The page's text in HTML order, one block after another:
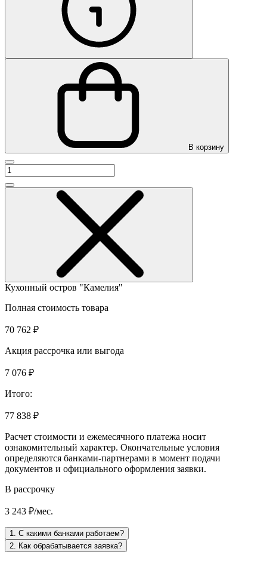
В корзину
Кухонный остров "Камелия"
Полная стоимость товара
70 762 ₽
Акция рассрочка или выгода
7 076 ₽
Итого:
77 838 ₽
Расчет стоимости и ежемесячного платежа носит
ознакомительный характер. Окончательные условия
определяются банками-партнерами в момент подачи
документов и официального оформления заявки.
В рассрочку
3 243 ₽/мес.
1. С какими банками работаем?
2. Как обрабатывается заявка?